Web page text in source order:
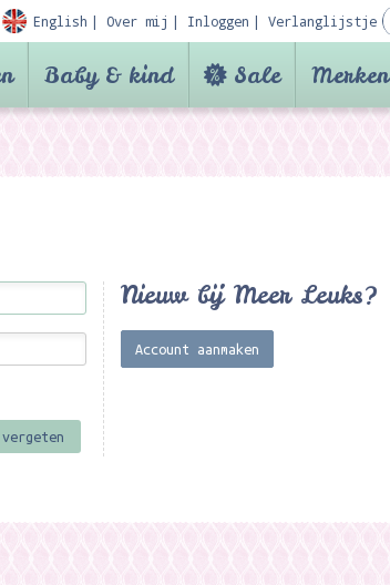
English Over mij Inloggen Verlanglijstje
Baby & kind Sale Merken
vergeten
Nieuw bij Meer Leuks?
Account aanmaken